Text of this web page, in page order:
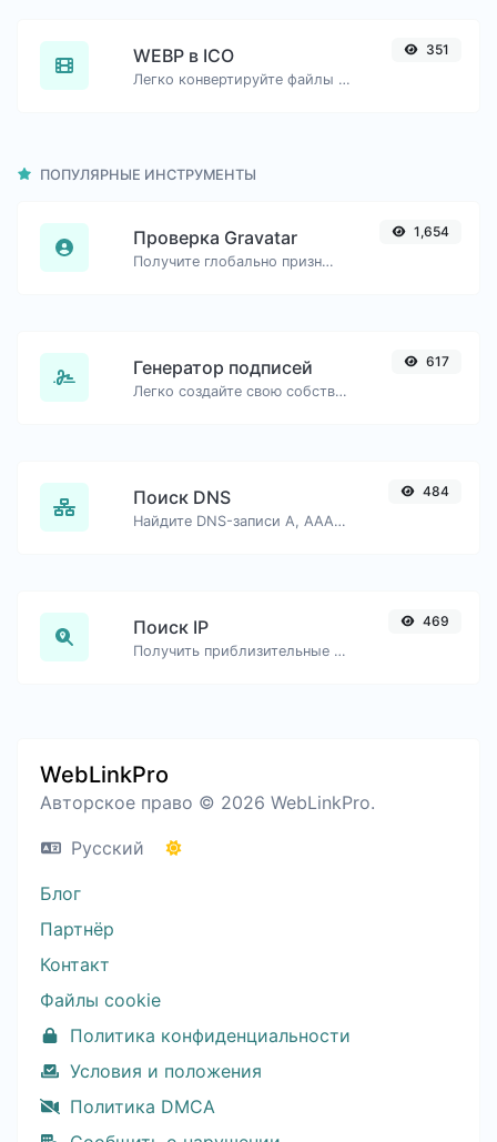
WEBP в ICO
Легко конвертируйте файлы изображений WEBP в ICO.
351
ПОПУЛЯРНЫЕ ИНСТРУМЕНТЫ
Проверка Gravatar
Получите глобально признанный аватар с gravatar.com для любого адреса электронной почты.
1,654
Генератор подписей
Легко создайте свою собственную подпись и скачайте её без труда.
617
Поиск DNS
Найдите DNS-записи A, AAAA, CNAME, MX, NS, TXT, SOA хоста.
484
Поиск IP
Получить приблизительные данные об IP.
469
WebLinkPro
Авторское право © 2026 WebLinkPro.
Русский
Блог
Партнёр
Контакт
Файлы cookie
Политика конфиденциальности
Условия и положения
Политика DMCA